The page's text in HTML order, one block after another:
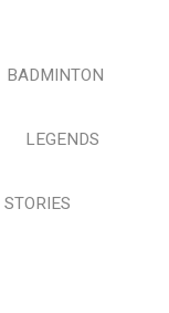
BADMINTON
LEGENDS
STORIES